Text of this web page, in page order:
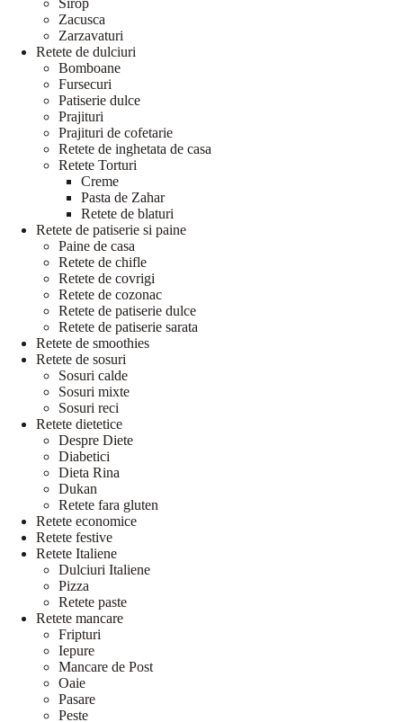
Sirop
Zacusca
Zarzavaturi
Retete de dulciuri
Bomboane
Fursecuri
Patiserie dulce
Prajituri
Prajituri de cofetarie
Retete de inghetata de casa
Retete Torturi
Creme
Pasta de Zahar
Retete de blaturi
Retete de patiserie si paine
Paine de casa
Retete de chifle
Retete de covrigi
Retete de cozonac
Retete de patiserie dulce
Retete de patiserie sarata
Retete de smoothies
Retete de sosuri
Sosuri calde
Sosuri mixte
Sosuri reci
Retete dietetice
Despre Diete
Diabetici
Dieta Rina
Dukan
Retete fara gluten
Retete economice
Retete festive
Retete Italiene
Dulciuri Italiene
Pizza
Retete paste
Retete mancare
Fripturi
Iepure
Mancare de Post
Oaie
Pasare
Peste